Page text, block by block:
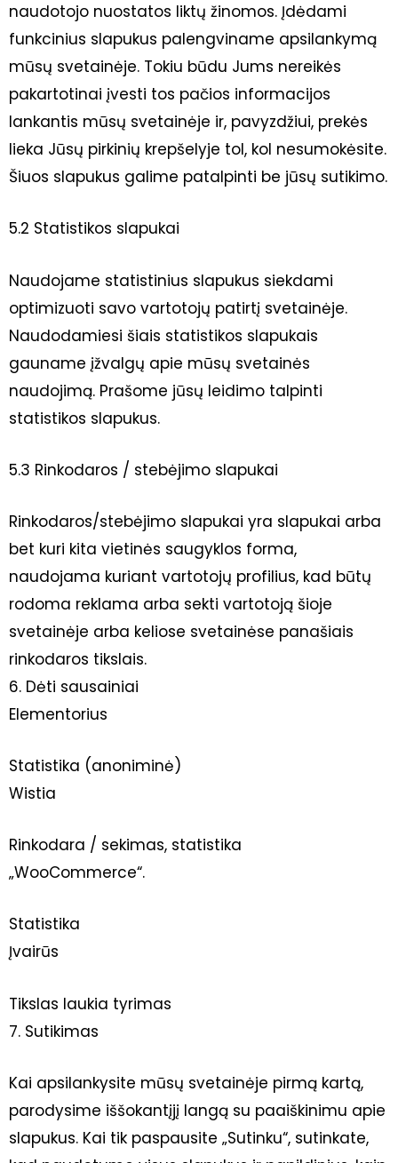
naudotojo nuostatos liktų žinomos. Įdėdami
funkcinius slapukus palengviname apsilankymą
mūsų svetainėje. Tokiu būdu Jums nereikės
pakartotinai įvesti tos pačios informacijos
lankantis mūsų svetainėje ir, pavyzdžiui, prekės
lieka Jūsų pirkinių krepšelyje tol, kol nesumokėsite.
Šiuos slapukus galime patalpinti be jūsų sutikimo.
5.2 Statistikos slapukai
Naudojame statistinius slapukus siekdami
optimizuoti savo vartotojų patirtį svetainėje.
Naudodamiesi šiais statistikos slapukais
gauname įžvalgų apie mūsų svetainės
naudojimą. Prašome jūsų leidimo talpinti
statistikos slapukus.
5.3 Rinkodaros / stebėjimo slapukai
Rinkodaros/stebėjimo slapukai yra slapukai arba
bet kuri kita vietinės saugyklos forma,
naudojama kuriant vartotojų profilius, kad būtų
rodoma reklama arba sekti vartotoją šioje
svetainėje arba keliose svetainėse panašiais
rinkodaros tikslais.
6. Dėti sausainiai
Elementorius
Statistika (anoniminė)
Wistia
Rinkodara / sekimas, statistika
„WooCommerce“.
Statistika
Įvairūs
Tikslas laukia tyrimas
7. Sutikimas
Kai apsilankysite mūsų svetainėje pirmą kartą,
parodysime iššokantįjį langą su paaiškinimu apie
slapukus. Kai tik paspausite „Sutinku“, sutinkate,